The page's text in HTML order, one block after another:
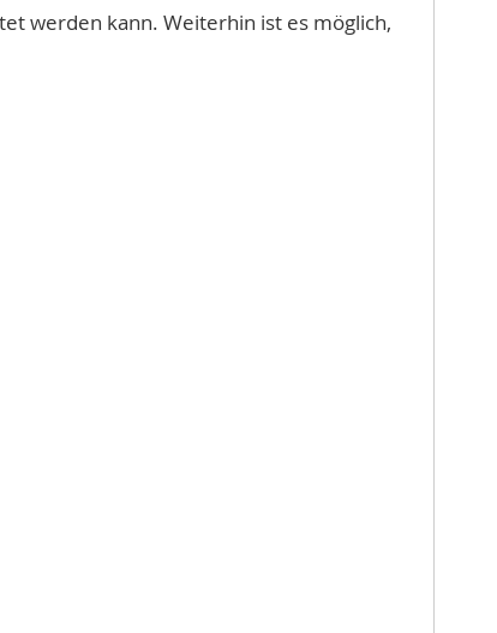
werden kann. Weiterhin ist es möglich,